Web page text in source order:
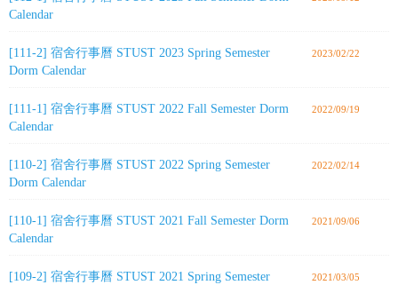
Calendar
[111-2] 宿舍行事曆 STUST 2023 Spring Semester
Dorm Calendar
2023/02/22
[111-1] 宿舍行事曆 STUST 2022 Fall Semester Dorm
Calendar
2022/09/19
[110-2] 宿舍行事曆 STUST 2022 Spring Semester
Dorm Calendar
2022/02/14
[110-1] 宿舍行事曆 STUST 2021 Fall Semester Dorm
Calendar
2021/09/06
[109-2] 宿舍行事曆 STUST 2021 Spring Semester
2021/03/05